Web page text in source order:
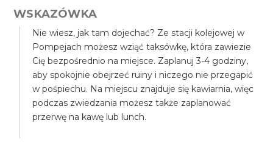
WSKAZÓWKA
Nie wiesz, jak tam dojechać? Ze stacji kolejowej w
Pompejach możesz wziąć taksówkę, która zawiezie
Cię bezpośrednio na miejsce. Zaplanuj 3-4 godziny,
aby spokojnie obejrzeć ruiny i niczego nie przegapić
w pośpiechu. Na miejscu znajduje się kawiarnia, więc
podczas zwiedzania możesz także zaplanować
przerwę na kawę lub lunch.